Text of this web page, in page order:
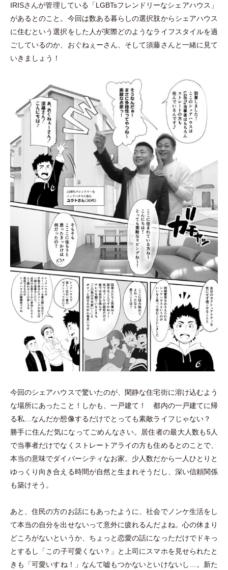
IRISさんが管理している 「LGBTsフレンドリーなシェアハウス 」
があるとのこと。今回は数ある暮らしの選択肢からシェアハウス
に住むという選択をした人が実際どのようなライフスタイルを過
ごしているのか、おぐねぇーさん、そして須藤さんと一緒に見て
いきましょう！
今回のシェアハウスで驚いたのが、閑静な住宅街に溶け込むよう
な場所にあったこと！しかも、一戸建て！ 都内の一戸建てに帰
る私…なんだか想像するだけでとっても素敵ライフじゃない？
勝手に住んだ気になってごめんなさい。居住者の最大人数も5人
で当事者だけでなくストレートアライの方も住めるとのことで、
本当の意味でダイバーシティなお家。少人数だから一人ひとりと
ゆっくり向き合える時間が自然と生まれそうだし、深い信頼関係
も築けそう。
あと、住民の方のお話にもあったように、社会でノンケ生活をし
て本当の自分を出せないって意外に疲れるんだよね。心の休まり
どころがないというか、ちょっと恋愛の話になっただけでドキっ
とするし
「 この子可愛くない？ 」
と上司にスマホを見せられたと
きも
「可愛いすね！ 」 なんて嘘もつかないといけないし…。新た